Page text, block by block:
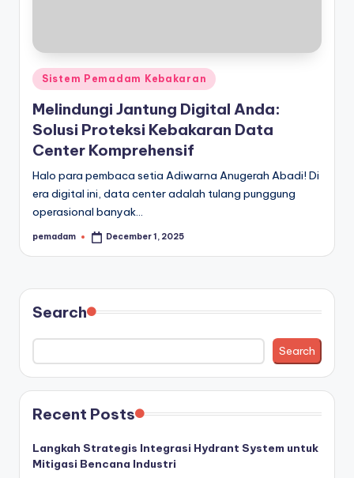
Posted
in
Sistem Pemadam Kebakaran
Melindungi Jantung Digital Anda:
Solusi Proteksi Kebakaran Data
Center Komprehensif
Halo para pembaca setia Adiwarna Anugerah Abadi! Di
era digital ini, data center adalah tulang punggung
operasional banyak…
Posted
pemadam December 1, 2025
Search
Search
Recent Posts
Langkah Strategis Integrasi Hydrant System untuk
Mitigasi Bencana Industri